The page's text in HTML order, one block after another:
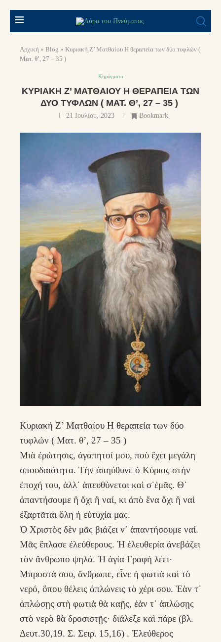
Αρχική » Blog » Κυριακή Ζ’ Ματθαίου Η θεραπεία των δύο τυφλών (
Ματ. θ’, 27 – 35 )
Κηρύγματα
ΚΥΡΙΑΚΉ Ζ’ ΜΑΤΘΑΊΟΥ Η ΘΕΡΑΠΕΊΑ ΤΩΝ
ΔΎΟ ΤΥΦΛΏΝ ( ΜΑΤ. Θ’, 27 – 35 )
21 Ιουλίου, 2023 Bookmark
Κυριακή Ζ’ Ματθαίου Η θεραπεία των δύο
τυφλών ( Ματ. θ’, 27 – 35 )
Μιὰ ἐρώτησις, ἀγαπητοί μου, ποὺ ἔχει μεγάλη
σπουδαιότητα. Τὴν ἀπηύθυνε ὁ Κύριος στὴν
ἐποχή του, ἀλλ᾽ ἀπευθύνεται καὶ σ᾽ἐμᾶς. Θ᾽
ἀπαντήσουμε ἢ ὄχι ἢ ναί, κι ἀπὸ ἕνα ὄχι ἢ ναὶ
ἐξαρτᾶται ὅλη ἡ εὐτυχία μας.
Ὁ Χριστὸς δὲν μᾶς βιάζει ν᾽ ἀπαντήσουμε ναί.
Μᾶς ἔπλασε ἐλεύθερους. Ἡ ἐλευθερία ἀνεβάζει
τὸν ἄνθρωπο ψηλά. Ἡ ἁγία Γραφὴ λέει·
Μπροστά σου, ἄνθρωπε, εἶνε ἡ φωτιὰ καὶ τὸ
νερό, ὅπου θέλεις ἁπλώνεις τὸ χέρι σου. Ἐὰν τ᾽
ἁπλώσῃς στὴ φωτιὰ θὰ καῇς, ἐὰν τ᾽ ἁπλώσῃς
στὸ νερὸ θὰ δροσιστῇς· διάλεξε καὶ πάρε (βλ.
Δευτ.30,19. Σ. Σειρ. 15,16) . Ἐλεύθερος